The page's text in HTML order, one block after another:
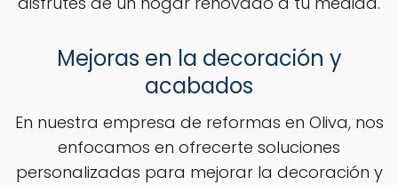
Mejoras en la decoración y
acabados
En nuestra empresa de reformas en Oliva, nos
enfocamos en ofrecerte soluciones
personalizadas para mejorar la decoración y